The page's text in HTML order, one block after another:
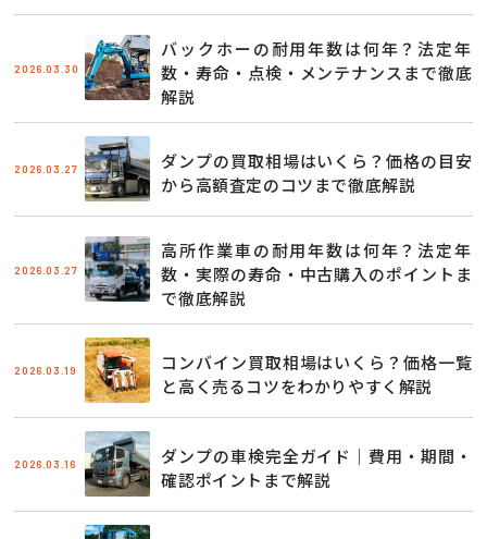
2026.03.30
バックホーの耐用年数は何年？法定年
数・寿命・点検・メンテナンスまで徹底
解説
2026.03.27
ダンプの買取相場はいくら？価格の目安
から高額査定のコツまで徹底解説
2026.03.27
高所作業車の耐用年数は何年？法定年
数・実際の寿命・中古購入のポイントま
で徹底解説
2026.03.19
コンバイン買取相場はいくら？価格一覧
と高く売るコツをわかりやすく解説
2026.03.16
ダンプの車検完全ガイド｜費用・期間・
確認ポイントまで解説